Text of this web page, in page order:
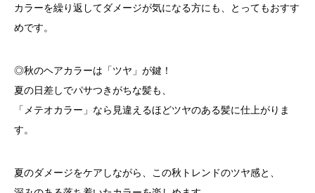
カラーを繰り返してダメージが気になる方にも、とってもおすす
めです。
◎秋のヘアカラーは「ツヤ」が鍵！
夏の日差しでパサつきがちな髪も、
「メテオカラー」なら見違えるほどツヤのある髪に仕上がりま
す。
夏のダメージをケアしながら、この秋トレンドのツヤ感と、